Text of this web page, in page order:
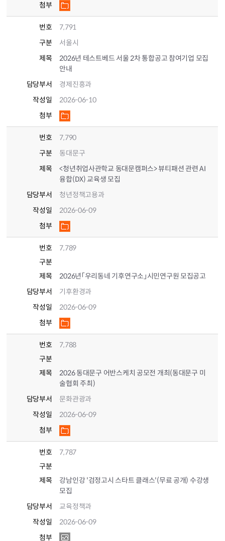
첨부
번호
7,791
구분
서울시
제목
2026년 테스트베드 서울 2차 통합공고 참여기업 모집
안내
담당부서
경제진흥과
작성일
2026-06-10
첨부
번호
7,790
구분
동대문구
제목
<청년취업사관학교 동대문캠퍼스> 뷰티패션 관련 AI
융합(DX) 교육생 모집
담당부서
청년정책고용과
작성일
2026-06-09
첨부
번호
7,789
구분
제목
2026년「우리동네 기후연구소」시민연구원 모집공고
담당부서
기후환경과
작성일
2026-06-09
첨부
번호
7,788
구분
제목
2026 동대문구 어반스케치 공모전 개최(동대문구 미
술협회 주최)
담당부서
문화관광과
작성일
2026-06-09
첨부
번호
7,787
구분
제목
강남인강 '검정고시 스타트 클래스'(무료 공개) 수강생
모집
담당부서
교육정책과
작성일
2026-06-09
첨부